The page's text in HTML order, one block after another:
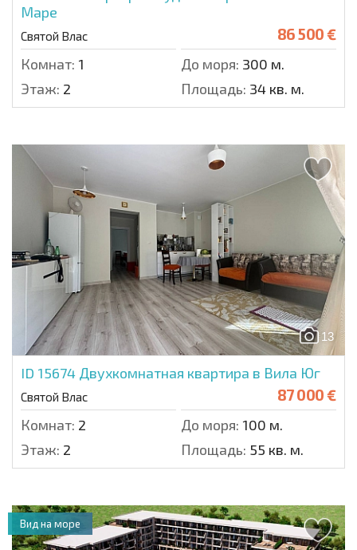
Маре
Святой Влас 86 500 €
Комнат: 1 До моря: 300 м.
Этаж: 2 Площадь: 34 кв. м.
13
ID 15674 Двухкомнатная квартира в Вила Юг
Святой Влас 87 000 €
Комнат: 2 До моря: 100 м.
Этаж: 2 Площадь: 55 кв. м.
Вид на море